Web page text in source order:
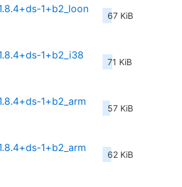
1+b2_loon
67 KiB
1+b2_i38
71 KiB
1+b2_arm
57 KiB
1+b2_arm
62 KiB